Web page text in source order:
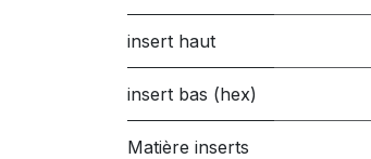
insert haut
insert bas (hex)
Matière inserts